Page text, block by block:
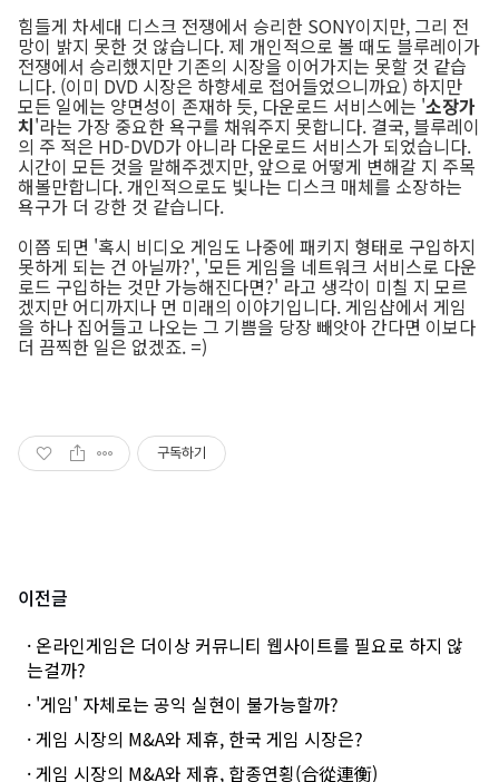
힘들게 차세대 디스크 전쟁에서 승리한 SONY이지만, 그리 전
망이 밝지 못한 것 않습니다. 제 개인적으로 볼 때도 블루레이가
전쟁에서 승리했지만 기존의 시장을 이어가지는 못할 것 같습
니다. (이미 DVD 시장은 하향세로 접어들었으니까요) 하지만
모든 일에는 양면성이 존재하 듯, 다운로드 서비스에는 '소장가
치'라는 가장 중요한 욕구를 채워주지 못합니다. 결국, 블루레이
의 주 적은 HD-DVD가 아니라 다운로드 서비스가 되었습니다.
시간이 모든 것을 말해주겠지만, 앞으로 어떻게 변해갈 지 주목
해볼만합니다. 개인적으로도 빛나는 디스크 매체를 소장하는
욕구가 더 강한 것 같습니다.
이쯤 되면 '혹시 비디오 게임도 나중에 패키지 형태로 구입하지
못하게 되는 건 아닐까?', '모든 게임을 네트워크 서비스로 다운
로드 구입하는 것만 가능해진다면?' 라고 생각이 미칠 지 모르
겠지만 어디까지나 먼 미래의 이야기입니다. 게임샵에서 게임
을 하나 집어들고 나오는 그 기쁨을 당장 빼앗아 간다면 이보다
더 끔찍한 일은 없겠죠. =)
구독하기
이전글
· 온라인게임은 더이상 커뮤니티 웹사이트를 필요로 하지 않
는걸까?
· '게임' 자체로는 공익 실현이 불가능할까?
· 게임 시장의 M&A와 제휴, 한국 게임 시장은?
· 게임 시장의 M&A와 제휴, 합종연횡(合從連衡)